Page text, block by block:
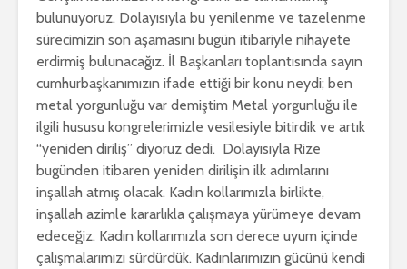
bulunuyoruz. Dolayısıyla bu yenilenme ve tazelenme
sürecimizin son aşamasını bugün itibariyle nihayete
erdirmiş bulunacağız. İl Başkanları toplantısında sayın
cumhurbaşkanımızın ifade ettiği bir konu neydi; ben
metal yorgunluğu var demiştim Metal yorgunluğu ile
ilgili hususu kongrelerimizle vesilesiyle bitirdik ve artık
“yeniden diriliş” diyoruz dedi. Dolayısıyla Rize
bugünden itibaren yeniden dirilişin ilk adımlarını
inşallah atmış olacak. Kadın kollarımızla birlikte,
inşallah azimle kararlıkla çalışmaya yürümeye devam
edeceğiz. Kadın kollarımızla son derece uyum içinde
çalışmalarımızı sürdürdük. Kadınlarımızın gücünü kendi